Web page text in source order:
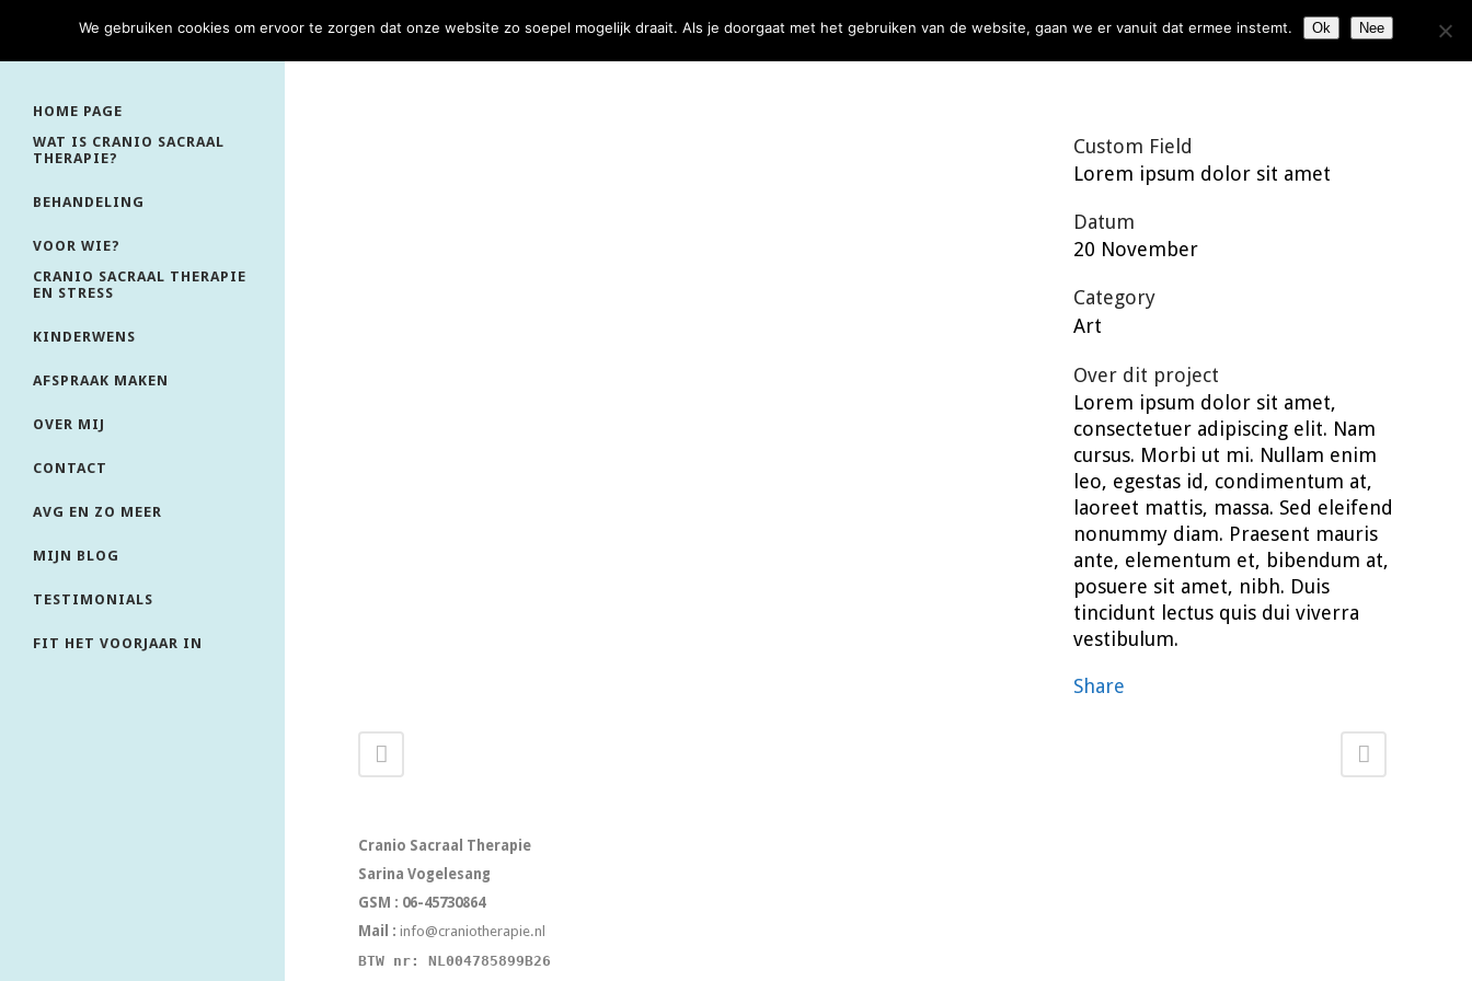
HOME PAGE
WAT IS CRANIO SACRAAL
THERAPIE?
BEHANDELING
VOOR WIE?
CRANIO SACRAAL THERAPIE
EN STRESS
KINDERWENS
AFSPRAAK MAKEN
OVER MIJ
CONTACT
AVG EN ZO MEER
MIJN BLOG
TESTIMONIALS
FIT HET VOORJAAR IN
Custom Field
Lorem ipsum dolor sit amet
Datum
20 November
Category
Art
Over dit project
Lorem ipsum dolor sit amet,
consectetuer adipiscing elit. Nam
cursus. Morbi ut mi. Nullam enim
leo, egestas id, condimentum at,
laoreet mattis, massa. Sed eleifend
nonummy diam. Praesent mauris
ante, elementum et, bibendum at,
posuere sit amet, nibh. Duis
tincidunt lectus quis dui viverra
vestibulum.
Share
Cranio Sacraal Therapie
Sarina Vogelesang
GSM : 06-45730864
Mail : info@craniotherapie.nl
BTW nr: NL004785899B26
We gebruiken cookies om ervoor te zorgen dat onze website zo soepel mogelijk draait. Als je doorgaat met het gebruiken van de website, gaan we er vanuit dat ermee instemt. Ok Nee